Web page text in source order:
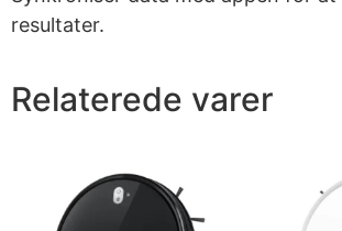
resultater.
Relaterede varer